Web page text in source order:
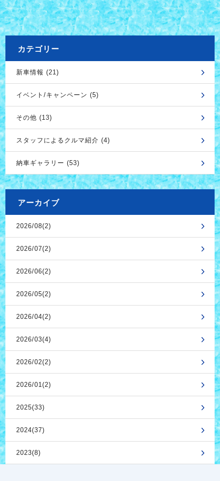
カテゴリー
新車情報 (21)
イベント/キャンペーン (5)
その他 (13)
スタッフによるクルマ紹介 (4)
納車ギャラリー (53)
アーカイブ
2026/08(2)
2026/07(2)
2026/06(2)
2026/05(2)
2026/04(2)
2026/03(4)
2026/02(2)
2026/01(2)
2025(33)
2024(37)
2023(8)